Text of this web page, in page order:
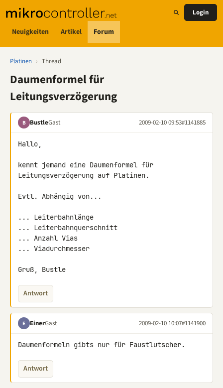
Neuigkeiten Artikel Forum
Login
Platinen › Thread
Daumenformel für
Leitungsverzögerung
B BustleGast 2009-02-10 09:53#1141885
Hallo,
kennt jemand eine Daumenformel für
Leitungsverzögerung auf Platinen.
Evtl. Abhängig von...
... Leiterbahnlänge
... Leiterbahnquerschnitt
... Anzahl Vias
... Viadurchmesser
Gruß, Bustle
Antwort
E EinerGast 2009-02-10 10:07#1141900
Daumenformeln gibts nur für Faustlutscher.
Antwort